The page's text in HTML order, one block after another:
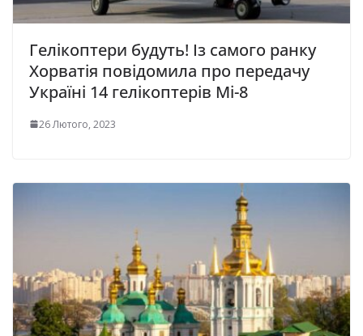
Гелікоптери будуть! Із самого ранку
Хорватія повідомила про передачу
Україні 14 гелікоптерів Мі-8
26 Лютого, 2023